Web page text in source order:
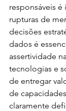
responsáveis
rupturas de
decisões
dados é
assertividade
tecnologias e
de entregar
de
claramente